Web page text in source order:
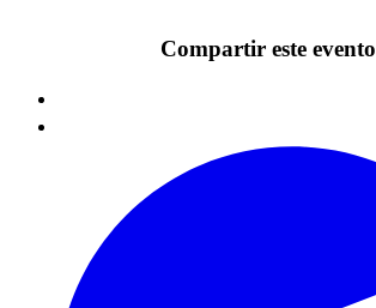
Compartir este evento